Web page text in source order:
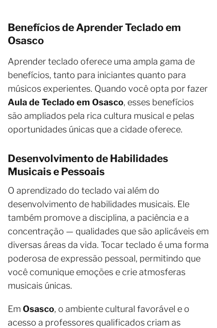
Benefícios de Aprender Teclado em
Osasco
Aprender teclado oferece uma ampla gama de
benefícios, tanto para iniciantes quanto para
músicos experientes. Quando você opta por fazer
Aula de Teclado em Osasco, esses benefícios
são ampliados pela rica cultura musical e pelas
oportunidades únicas que a cidade oferece.
Desenvolvimento de Habilidades
Musicais e Pessoais
O aprendizado do teclado vai além do
desenvolvimento de habilidades musicais. Ele
também promove a disciplina, a paciência e a
concentração — qualidades que são aplicáveis em
diversas áreas da vida. Tocar teclado é uma forma
poderosa de expressão pessoal, permitindo que
você comunique emoções e crie atmosferas
musicais únicas.
Em Osasco, o ambiente cultural favorável e o
acesso a professores qualificados criam as